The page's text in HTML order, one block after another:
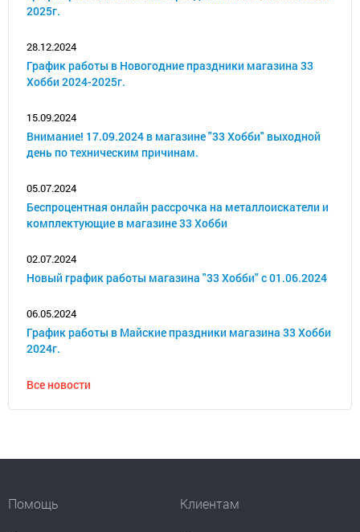
2025г.
28.12.2024
График работы в Новогодние праздники магазина 33
Хобби 2024-2025г.
15.09.2024
Внимание! 17.09.2024 в магазине "33 Хобби" выходной
день по техническим причинам.
05.07.2024
Беспроцентная онлайн рассрочка на металлоискатели и
комплектующие в магазине 33 Хобби
02.07.2024
Новый график работы магазина "33 Хобби" с 01.06.2024
06.05.2024
График работы в Майские праздники магазина 33 Хобби
2024г.
Все новости
Помощь Клиентам